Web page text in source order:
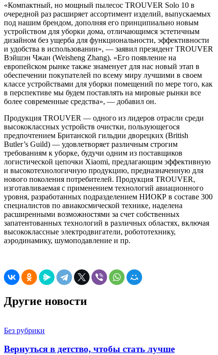
«Компактный, но мощный пылесос TROUVER Solo 10 в
очередной раз расширяет ассортимент изделий, выпускаемых
под нашим брендом, дополняя его принципиально новым
устройством для уборки дома, отличающимся эстетичным
дизайном без ущерба для функциональности, эффективности
и удобства в использовании», — заявил президент TROUVER
Вэйшэн Чжан (Weisheng Zhang). «Его появление на
европейском рынке также знаменует для нас новый этап в
обеспечении покупателей по всему миру лучшими в своем
классе устройствами для уборки помещений по мере того, как
в перспективе мы будем поставлять на мировые рынки все
более современные средства», — добавил он.
Продукция TROUVER — одного из лидеров отрасли среди
высококлассных устройств очистки, пользующегося
предпочтением Британской гильдии дворецких (British
Butler’s Guild) — удовлетворяет различным строгим
требованиям к уборке, будучи одним из поставщиков
логистической цепочки Xiaomi, предлагающим эффективную
и высокотехнологичную продукцию, предназначенную для
нового поколения потребителей. Продукция TROUVER,
изготавливаемая с применением технологий авиационного
уровня, разработанных подразделением НИОКР в составе 300
специалистов по авиакосмической технике, наделена
расширенными возможностями за счет собственных
запатентованных технологий в различных областях, включая
высококлассные электродвигатели, робототехнику,
аэродинамику, шумоподавление и пр.
Другие новости
Без рубрики
Вернуться в детство, чтобы стать лучше